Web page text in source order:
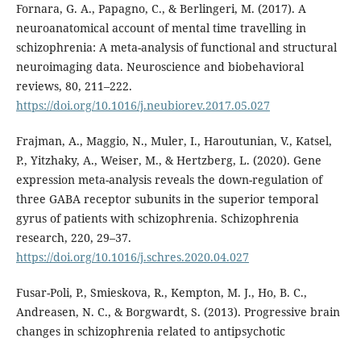
Fornara, G. A., Papagno, C., & Berlingeri, M. (2017). A
neuroanatomical account of mental time travelling in
schizophrenia: A meta-analysis of functional and structural
neuroimaging data. Neuroscience and biobehavioral
reviews, 80, 211–222.
https://doi.org/10.1016/j.neubiorev.2017.05.027
Frajman, A., Maggio, N., Muler, I., Haroutunian, V., Katsel,
P., Yitzhaky, A., Weiser, M., & Hertzberg, L. (2020). Gene
expression meta-analysis reveals the down-regulation of
three GABA receptor subunits in the superior temporal
gyrus of patients with schizophrenia. Schizophrenia
research, 220, 29–37.
https://doi.org/10.1016/j.schres.2020.04.027
Fusar-Poli, P., Smieskova, R., Kempton, M. J., Ho, B. C.,
Andreasen, N. C., & Borgwardt, S. (2013). Progressive brain
changes in schizophrenia related to antipsychotic